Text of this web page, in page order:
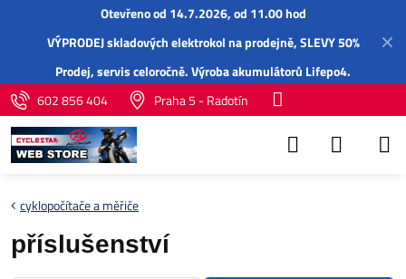
✕
Otevřeno od 14.7.2026, od 11.00 hod
VÝPRODEJ skladových elektrokol na prodejně, SLEVY 50%
Prodej,servisceloročně.Výroba akumulátorů Lifepo4.
602 856 404
Praha 5 - Radotín
cyklopočítače a měřiče
příslušenství